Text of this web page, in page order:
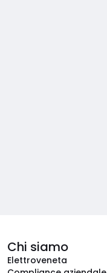
Chi siamo
Elettroveneta